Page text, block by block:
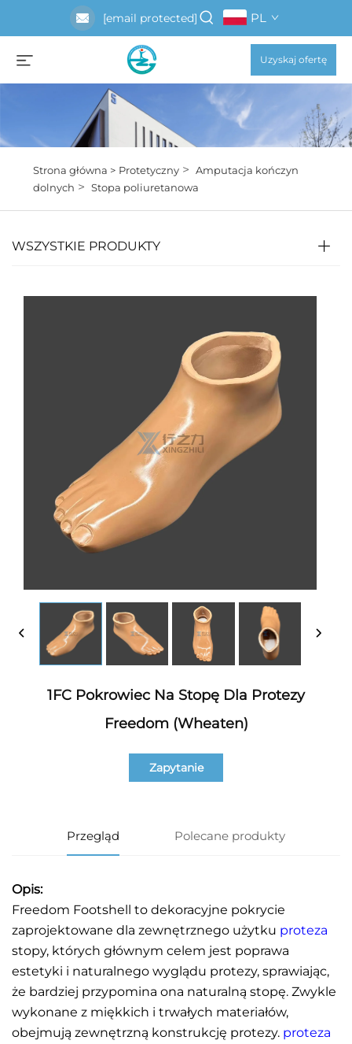
[email protected] PL
Uzyskaj ofertę
Strona główna > Protetyczny> Amputacja kończyn
dolnych > Stopa poliuretanowa
WSZYSTKIE PRODUKTY
1FC Pokrowiec Na Stopę Dla Protezy
Freedom (Wheaten)
Zapytanie
Przegląd Polecane produkty
Opis:
Freedom Footshell to dekoracyjne pokrycie
zaprojektowane dla zewnętrznego użytku proteza
stopy, których głównym celem jest poprawa
estetyki i naturalnego wyglądu protezy, sprawiając,
że bardziej przypomina ona naturalną stopę. Zwykle
wykonane z miękkich i trwałych materiałów,
obejmują zewnętrzną konstrukcję protezy. proteza